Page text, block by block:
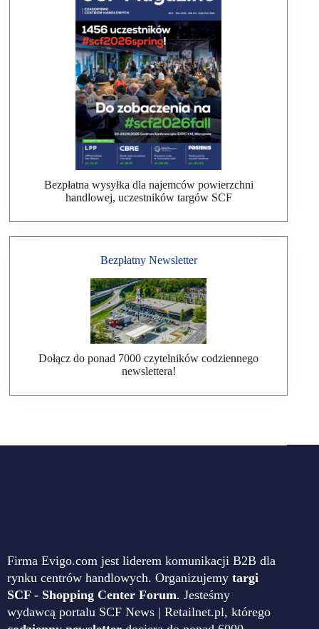
Bezpłatna wysyłka dla najemców powierzchni
handlowej, uczestników targów SCF
Bezpłatny Newsletter
Dołącz do ponad 7000 czytelników codziennego
newslettera!
Firma Evigo.com jest liderem komunikacji B2B dla
rynku centrów handlowych. Organizujemy targi
SCF - Shopping Center Forum. Jesteśmy
wydawcą portalu SCF News | Retailnet.pl, którego